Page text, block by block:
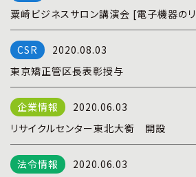
粟崎ビジネスサロン講演会 [電子機器の
2020.08.03
東京矯正管区長表彰授与
2020.06.03
リサイクルセンター東北大衡 開設
2020.06.03